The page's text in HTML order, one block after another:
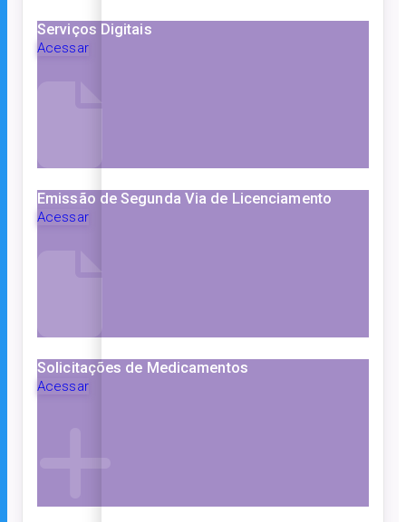
Serviços Digitais
Acessar
Emissão de Segunda Via de Licenciamento
Acessar
Solicitações de Medicamentos
Acessar